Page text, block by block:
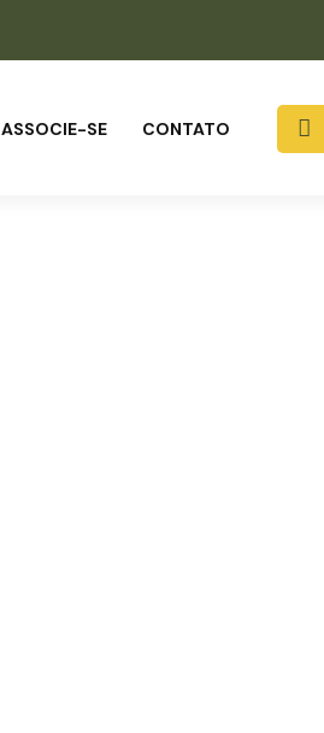
ASSOCIE-SE CONTATO